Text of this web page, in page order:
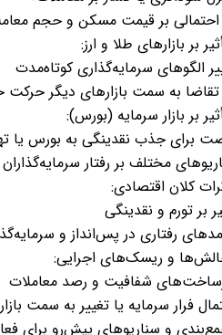
احتمالی بر قیمت مسکن و حجم
بر بازارهای طلا و ارز:
الگوهای سرمایه‌گذاری کوتاه‌مدت
تقاضا به سمت بازارهای دیگر حرکت
بر بازار سرمایه (بورس):
برای جذب نقدینگی به بورس یا
مختلف بر رفتار
کلان اقتصادی:
بر تورم و نقدینگی
رفتاری در پس‌انداز و
و ریسک‌های اجرایی:
شفافیت و رصد معاملات
فرار سرمایه یا تغییر به سمت
و سناریوهای پیش‌رو برای